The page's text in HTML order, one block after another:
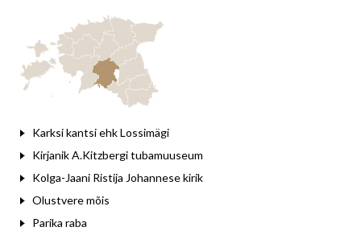
Karksi kantsi ehk Lossimägi
Kirjanik A.Kitzbergi tubamuuseum
Kolga-Jaani Ristija Johannese kirik
Olustvere mõis
Parika raba